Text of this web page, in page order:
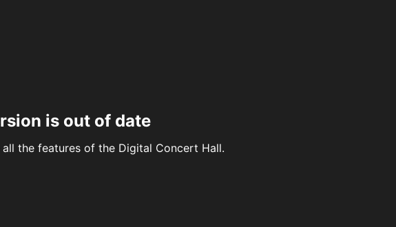
is out of date
the features of the Digital Concert Hall.